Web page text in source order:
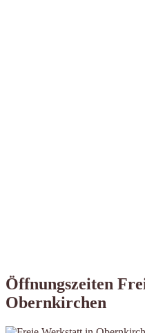
Öffnungszeiten
Obernkirchen